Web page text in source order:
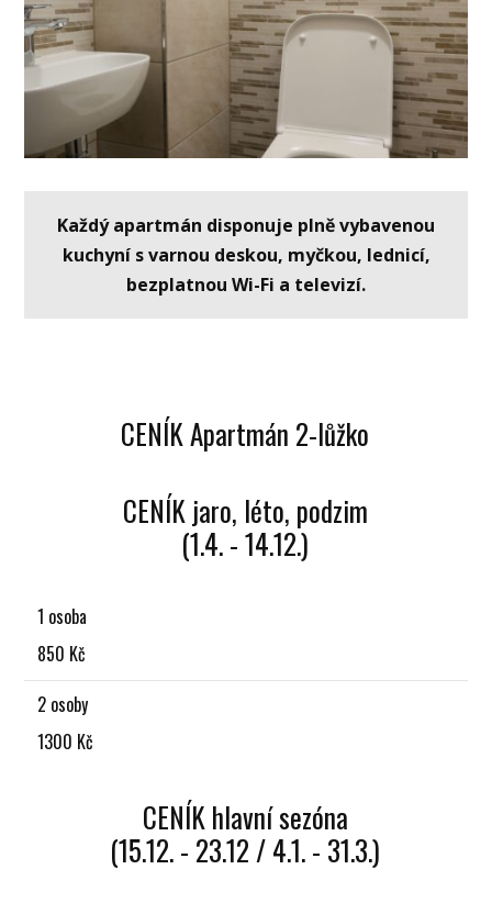
Každý apartmán disponuje plně vybavenou
kuchyní s varnou deskou, myčkou, lednicí,
bezplatnou Wi-Fi a televizí.
CENÍK Apartmán 2-lůžko
CENÍK jaro, léto, podzim
(1.4. - 14.12.)
1 osoba
850 Kč
2 osoby
1300 Kč
CENÍK hlavní sezóna
(15.12. - 23.12 / 4.1. - 31.3.)